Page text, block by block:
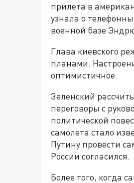
прилета в
узнала о
военной базе
Глава киевского
планами.
оптимистичное.
Зеленский
переговоры с
политической
самолета стало
Путину провести
России согласился.
Более того, когда